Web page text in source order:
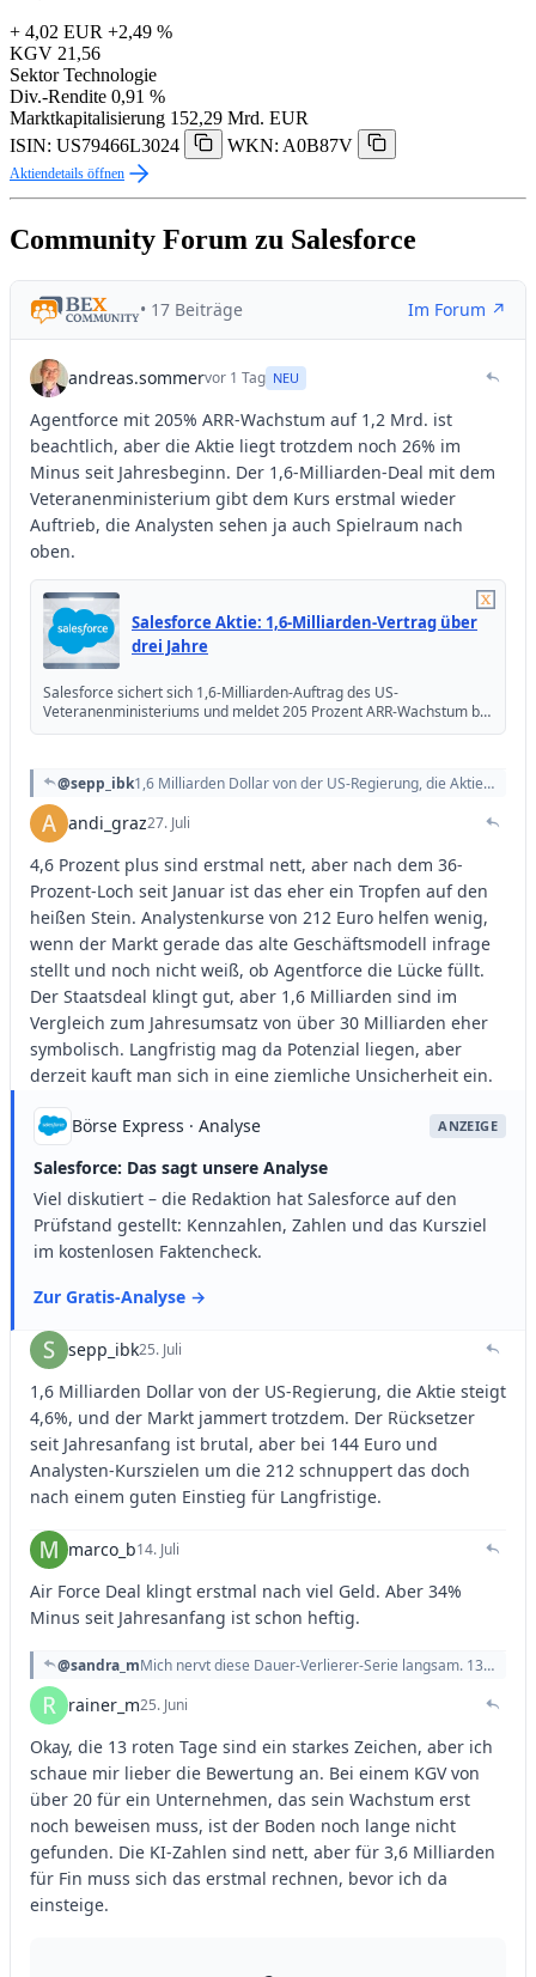
+ 4,02 EUR +2,49 %
KGV 21,56
Sektor Technologie
Div.-Rendite 0,91 %
Marktkapitalisierung 152,29 Mrd. EUR
ISIN: US79466L3024
WKN: A0B87V
Aktiendetails öffnen
Community Forum zu Salesforce